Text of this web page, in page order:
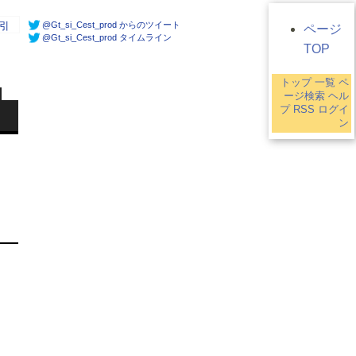
@Gt_si_Cest_prod からのツイート
@Gt_si_Cest_prod タイムライン
ページ
TOP
トップ 一覧 ペ
ージ検索 ヘル
プ RSS ログイ
ン